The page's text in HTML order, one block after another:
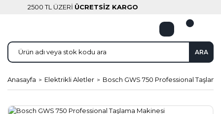
2500 TL ÜZERİ ÜCRETSİZ KARGO
ARA
Anasayfa Elektrikli Aletler Bosch GWS 750 Professional